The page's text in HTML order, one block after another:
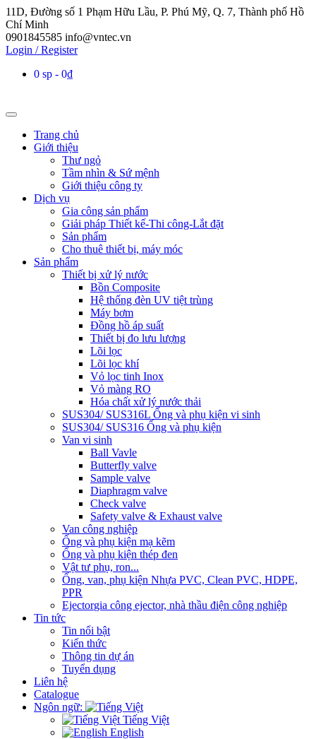
11D, Đường số 1 Phạm Hữu Lầu, P. Phú Mỹ, Q. 7, Thành phố Hồ
Chí Minh
0901845585 info@vntec.vn
Login / Register
0 sp
0₫
Trang chủ
Giới thiệu
Thư ngỏ
Tầm nhìn & Sứ mệnh
Giới thiệu công ty
Dịch vụ
Gia công sản phẩm
Giải pháp Thiết kế-Thi công-Lắt đặt
Sản phẩm
Cho thuê thiết bị, máy móc
Sản phẩm
Thiết bị xử lý nước
Bồn Composite
Hệ thống đèn UV tiệt trùng
Máy bơm
Đồng hồ áp suất
Thiết bị đo lưu lượng
Lõi lọc
Lõi lọc khí
Vỏ lọc tinh Inox
Vỏ màng RO
Hóa chất xử lý nước thải
SUS304/ SUS316L Ống và phụ kiện vi sinh
SUS304/ SUS316 Ống và phụ kiện
Van vi sinh
Ball Vavle
Butterfly valve
Sample valve
Diaphragm valve
Check valve
Safety valve & Exhaust valve
Van công nghiệp
Ống và phụ kiện mạ kẽm
Ống và phụ kiện thép đen
Vật tư phụ, ron...
Ống, van, phụ kiện Nhựa PVC, Clean PVC, HDPE,
PPR
Ejectorgia công ejector, nhà thầu điện công nghiệp
Tin tức
Tin nổi bật
Kiến thức
Thông tin dự án
Tuyển dụng
Liên hệ
Catalogue
Ngôn ngữ:
Tiếng Việt
English